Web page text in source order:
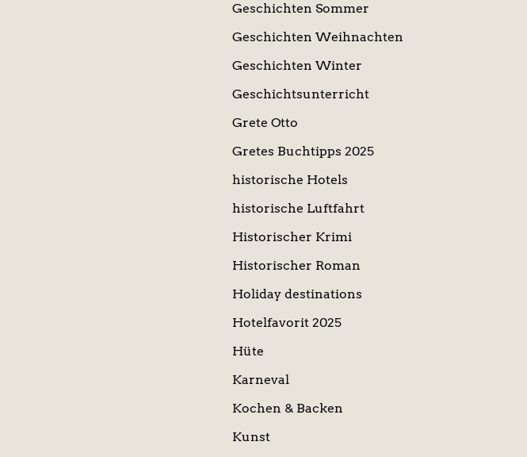
Geschichten Sommer
Geschichten Weihnachten
Geschichten Winter
Geschichtsunterricht
Grete Otto
Gretes Buchtipps 2025
historische Hotels
historische Luftfahrt
Historischer Krimi
Historischer Roman
Holiday destinations
Hotelfavorit 2025
Hüte
Karneval
Kochen & Backen
Kunst